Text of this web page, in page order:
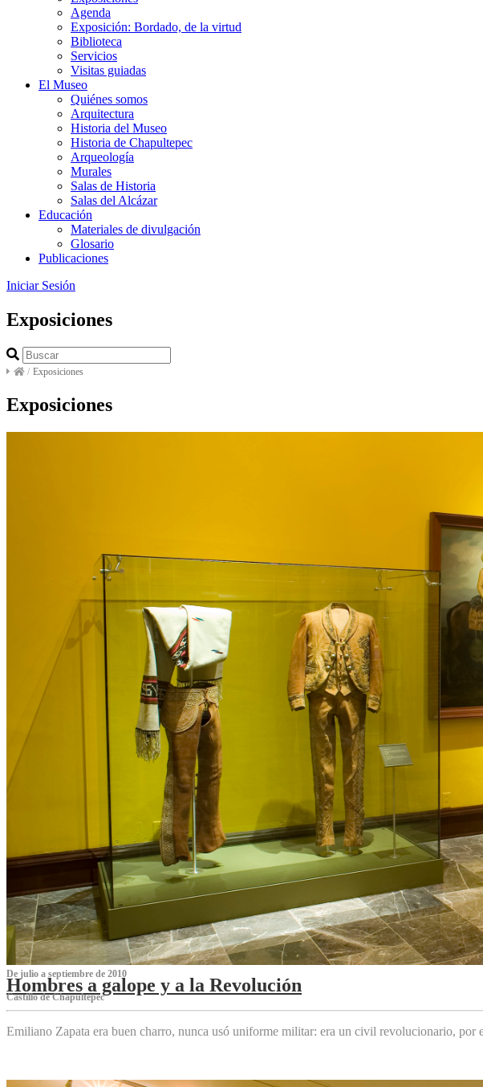
Agenda
Exposición: Bordado, de la virtud
Biblioteca
Servicios
Visitas guiadas
El Museo
Quiénes somos
Arquitectura
Historia del Museo
Historia de Chapultepec
Arqueología
Murales
Salas de Historia
Salas del Alcázar
Educación
Materiales de divulgación
Glosario
Publicaciones
Iniciar Sesión
Exposiciones
/ Exposiciones
Exposiciones
De julio a septiembre de 2010
Hombres a galope y a la Revolución
Castillo de Chapultepec
Emiliano Zapata era buen charro, nunca usó uniforme militar: era un civil revolucionario, por